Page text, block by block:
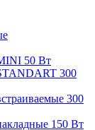
50 Вт
300
300
150 Вт